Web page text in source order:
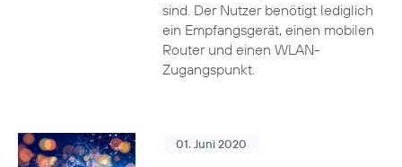
sind. Der Nutzer benötigt lediglich
ein Empfangsgerät, einen mobilen
Router und einen WLAN-
Zugangspunkt.
01. Juni 2020